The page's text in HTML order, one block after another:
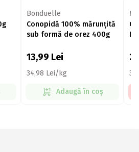
Bonduelle
Conopidă 100% mărunțită
sub formă de orez 400g
13,99 Lei
34,98 Lei/kg
Adaugă în coș